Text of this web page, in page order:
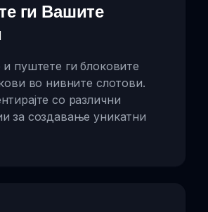
ги Вашите
пуштете ги блоковите
во нивните слотови.
со различни
за создавање уникатни